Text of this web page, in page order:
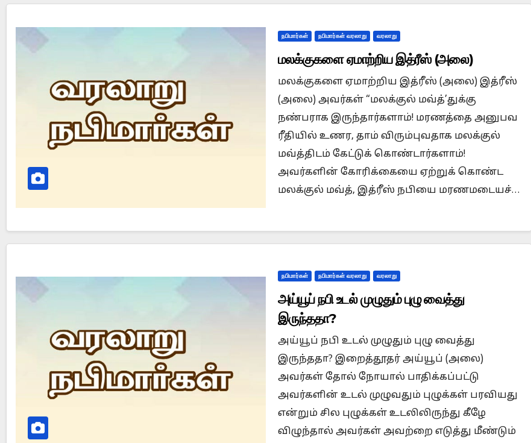
நபிமார்கள் நபிமார்கள் வரலாறு வரலாறு
மலக்குகளை ஏமாற்றிய இத்ரீஸ் (அலை)
மலக்குகளை ஏமாற்றிய இத்ரீஸ் (அலை) இத்ரீஸ்
(அலை) அவர்கள் “மலக்குல் மவ்த்’துக்கு
நண்பராக இருந்தார்களாம்! மரணத்தை அனுபவ
ரீதியில் உணர, தாம் விரும்புவதாக மலக்குல்
மவ்த்திடம் கேட்டுக் கொண்டார்களாம்!
அவர்களின் கோரிக்கையை ஏற்றுக் கொண்ட
மலக்குல் மவ்த், இத்ரீஸ் நபியை மரணமடையச்…
நபிமார்கள் நபிமார்கள் வரலாறு வரலாறு
அய்யூப் நபி உடல் முழுதும் புழு வைத்து
இருந்ததா?
அய்யூப் நபி உடல் முழுதும் புழு வைத்து
இருந்ததா? இறைத்தூதர் அய்யூப் (அலை)
அவர்கள் தோல் நோயால் பாதிக்கப்பட்டு
அவர்களின் உடல் முழுவதும் புழுக்கள் பரவியது
என்றும் சில புழுக்கள் உடலிலிருந்து கீழே
விழுந்தால் அவர்கள் அவற்றை எடுத்து மீண்டும்